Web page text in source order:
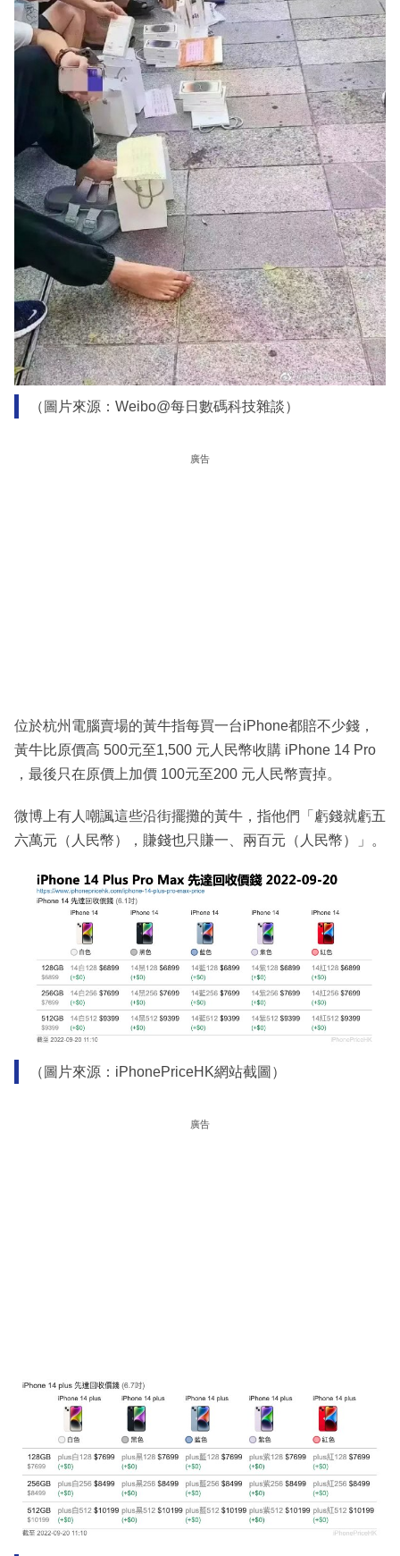
（圖片來源：Weibo@每日數碼科技雜談）
廣告
位於杭州電腦賣場的黃牛指每買一台iPhone都賠不少錢，
黃牛比原價高 500元至1,500 元人民幣收購 iPhone 14 Pro
，最後只在原價上加價 100元至200 元人民幣賣掉。
微博上有人嘲諷這些沿街擺攤的黃牛，指他們「虧錢就虧五
六萬元（人民幣），賺錢也只賺一、兩百元（人民幣）」。
（圖片來源：iPhonePriceHK網站截圖）
廣告